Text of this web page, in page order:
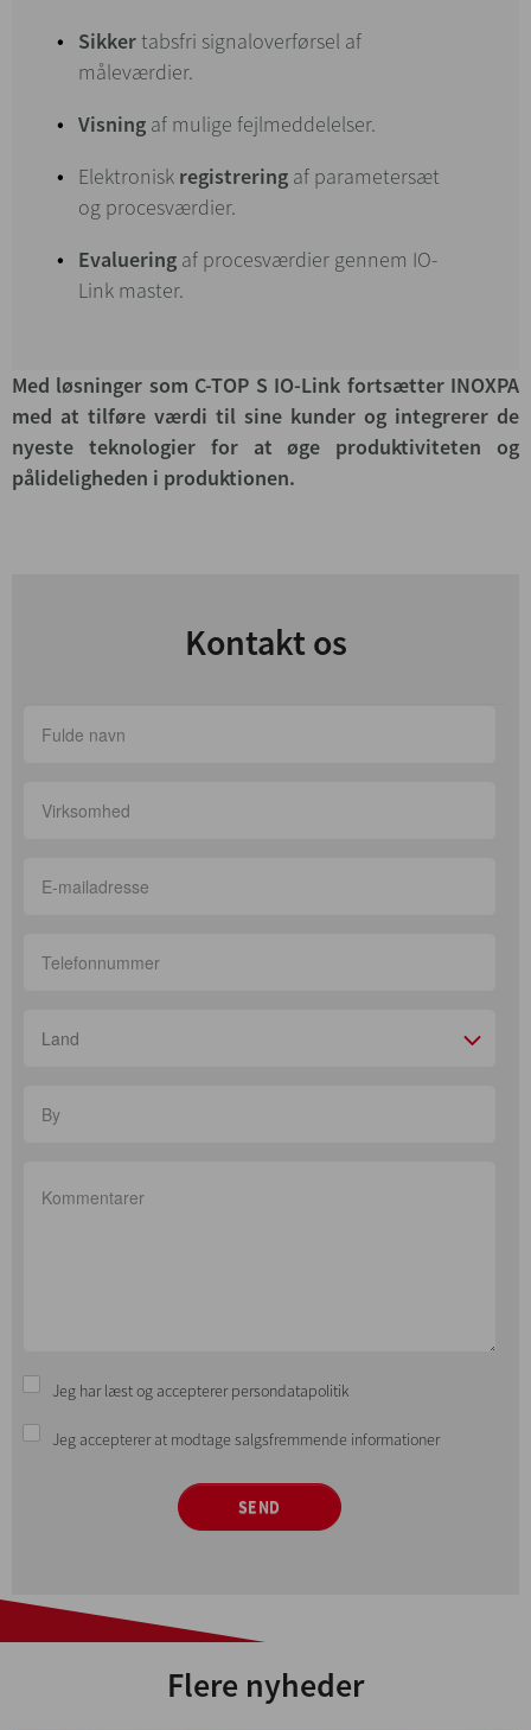
Sikkertabsfri signaloverførsel af
måleværdier.
Visning af mulige fejlmeddelelser.
Elektronisk registrering af parametersæt
og procesværdier.
Evaluering af procesværdier gennem IO-
Link master.
Med løsninger som C-TOP S IO-Link fortsætter INOXPA
med at tilføre værdi til sine kunder og integrerer de
nyeste teknologier for at øge produktiviteten og
pålideligheden i produktionen.
Kontakt os
Land
Jeg har læst og accepterer persondatapolitik
Jeg accepterer at modtage salgsfremmende informationer
SEND
Flere nyheder